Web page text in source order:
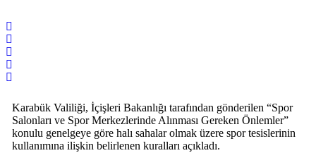
Karabük Valiliği, İçişleri Bakanlığı tarafından gönderilen “Spor
Salonları ve Spor Merkezlerinde Alınması Gereken Önlemler”
konulu genelgeye göre halı sahalar olmak üzere spor tesislerinin
kullanımına ilişkin belirlenen kuralları açıkladı.